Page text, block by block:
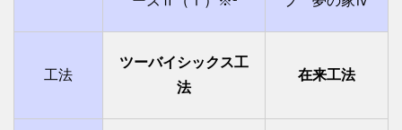
工法
ツーバイシックス工
法
在来工法